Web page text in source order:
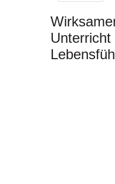
Unterricht